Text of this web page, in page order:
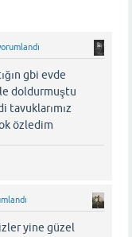
gbi evde
doldurmuştu
tavuklarımız
özledim
yine güzel